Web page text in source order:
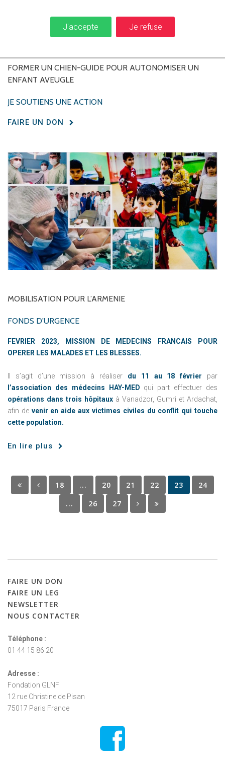
FORMER UN CHIEN-GUIDE POUR AUTONOMISER UN
ENFANT AVEUGLE
JE SOUTIENS UNE ACTION
FAIRE UN DON
MOBILISATION POUR L’ARMENIE
FONDS D'URGENCE
FEVRIER 2023,
MISSION DE MEDECINS FRANCAIS POUR
OPERER LES MALADES ET LES BLESSES.
Il s’agit d’une mission à réaliser du 11 au 18 février par
l’association des médecins HAY-MED qui part effectuer des
opérations dans trois hôpitaux à Vanadzor, Gumri et Ardachat,
afin de venir en aide aux victimes civiles du conflit qui touche
cette population.
En lire plus
18 ... 20 21 22 23
24
...
26 27
FAIRE UN DON
FAIRE UN LEG
NEWSLETTER
NOUS CONTACTER
Téléphone :
01 44 15 86 20
Adresse :
Fondation GLNF
12 rue Christine de Pisan
75017 Paris France
J'accepte Je refuse